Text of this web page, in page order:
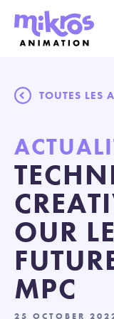
TOUTES LES
OUR
MPC
25 OCTOBER